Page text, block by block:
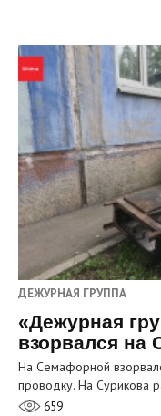
ДЕЖУРНАЯ ГРУППА
«Дежурная
взорвался на
На Семафорной
проводку. На Сурикова
659